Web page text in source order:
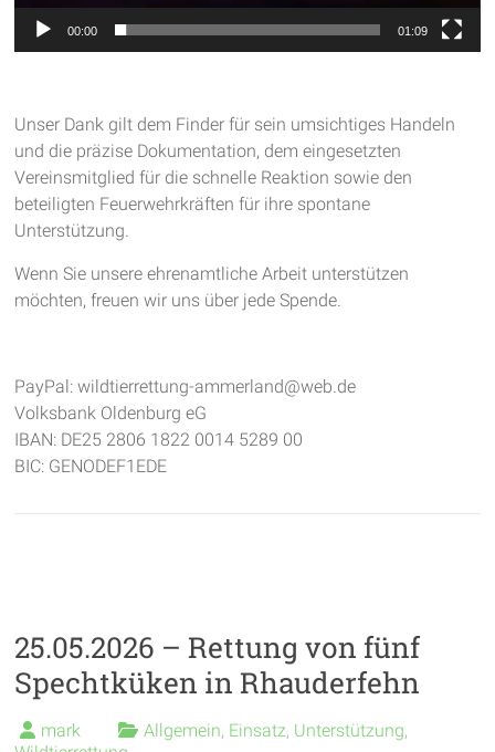
00:00 01:09
Unser Dank gilt dem Finder für sein umsichtiges Handeln
und die präzise Dokumentation, dem eingesetzten
Vereinsmitglied für die schnelle Reaktion sowie den
beteiligten Feuerwehrkräften für ihre spontane
Unterstützung.
Wenn Sie unsere ehrenamtliche Arbeit unterstützen
möchten, freuen wir uns über jede Spende.
PayPal: wildtierrettung-ammerland@web.de
Volksbank Oldenburg eG
IBAN: DE25 2806 1822 0014 5289 00
BIC: GENODEF1EDE
25.05.2026 – Rettung von fünf
Spechtküken in Rhauderfehn
mark Allgemein, Einsatz, Unterstützung,